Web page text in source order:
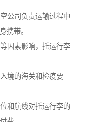
公司负责运输过程中
携带。
因素影响，托运行李
境的海关和检疫要
和航线对托运行李的